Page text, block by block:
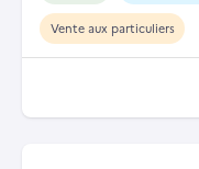
Vente aux particuliers